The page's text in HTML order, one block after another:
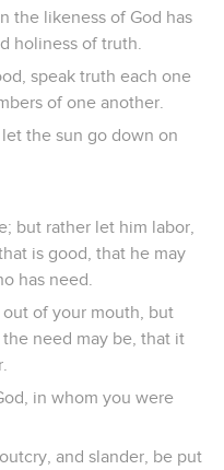
the likeness of God has
holiness of truth.
speak truth each one
of one another.
the sun go down on
but rather let him labor,
is good, that he may
has need.
of your mouth, but
need may be, that it
in whom you were
and slander, be put